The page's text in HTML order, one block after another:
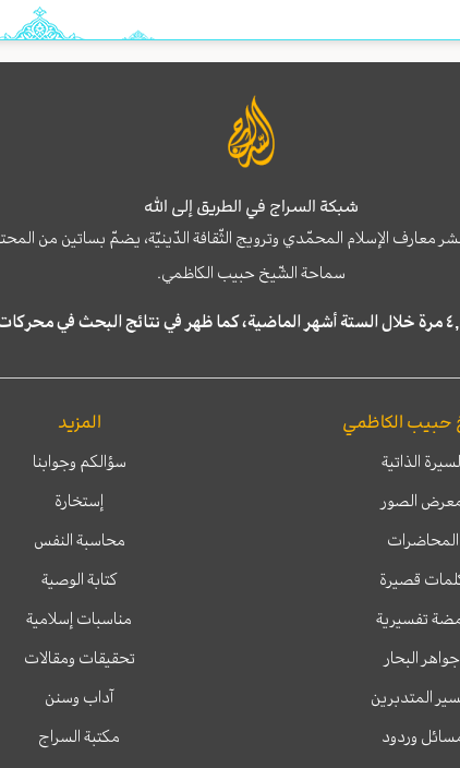
شبكة السراج في الطريق إلى الله
معارف الإسلام المحمّدي وترويج الثّقافة الدّينيّة، يضمّ بساتين من
سماحة الشّيخ حبيب الكاظمي.
حبيب الكاظمي
الذاتية
الصور
المحاضرات
قصيرة
تفسيرية
جواهر البحار
المتدبرين
وردود
المزيد
سؤالكم وجوابنا
إستخارة
محاسبة النفس
كتابة الوصية
مناسبات إسلامية
تحقيقات ومقالات
آداب وسنن
مكتبة السراج